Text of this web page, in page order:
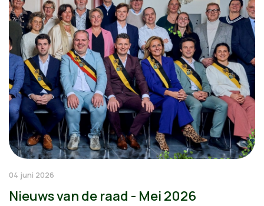
04 juni 2026
Nieuws van de raad - Mei 2026